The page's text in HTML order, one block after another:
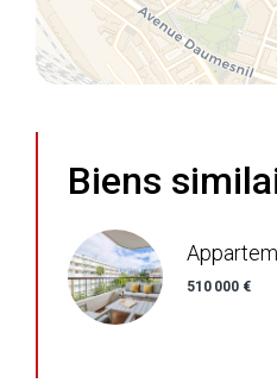
Biens
510 000 €